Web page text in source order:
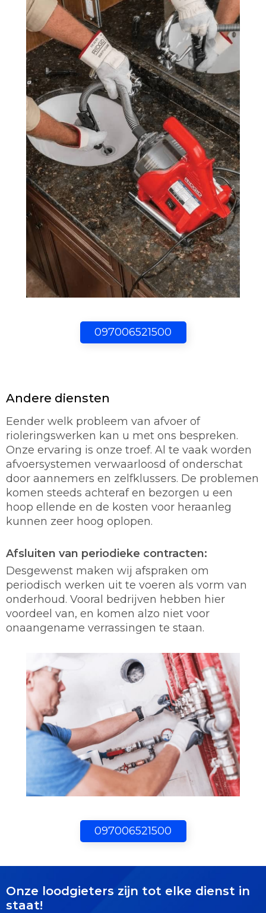
097006521500
097006521500
Andere diensten
Eender welk probleem van afvoer of
rioleringswerken kan u met ons bespreken.
Onze ervaring is onze troef. Al te vaak worden
afvoersystemen verwaarloosd of onderschat
door aannemers en zelfklussers. De problemen
komen steeds achteraf en bezorgen u een
hoop ellende en de kosten voor heraanleg
kunnen zeer hoog oplopen.
Afsluiten van periodieke contracten:
Desgewenst maken wij afspraken om
periodisch werken uit te voeren als vorm van
onderhoud. Vooral bedrijven hebben hier
voordeel van, en komen alzo niet voor
onaangename verrassingen te staan.
Onze loodgieters zijn tot elke dienst in
staat!